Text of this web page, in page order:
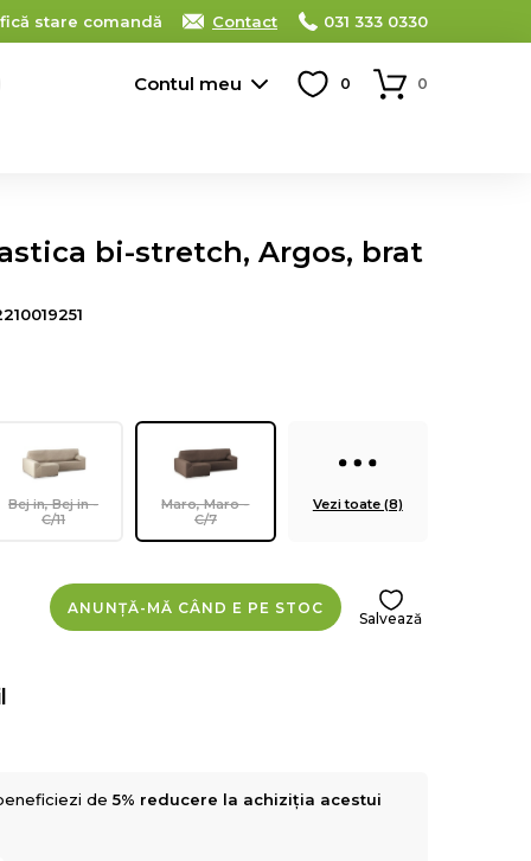
stare comandă Contact 031 333 0330
Contul meu 0 0
bi-stretch, Argos, brat
Bej in, Bej in -
C/11
Maro, Maro -
C/7
Vezi toate (8)
ANUNȚĂ-MĂ CÂND E PE STOC
Salvează
de5% reducere la achiziția acestui